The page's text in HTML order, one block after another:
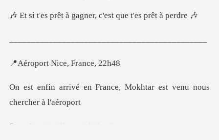
Historique
Déconnexion
gagner, c'est que t
Nice, Fra
rance, Mokhtar est venu